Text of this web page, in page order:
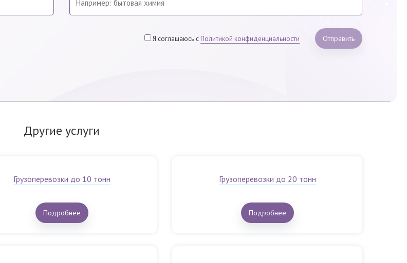
Я соглашаюсь с Политикой конфиденциальности Отправить
Другие услуги
Грузоперевозки до 10 тонн
Подробнее
Грузоперевозки до 20 тонн
Подробнее